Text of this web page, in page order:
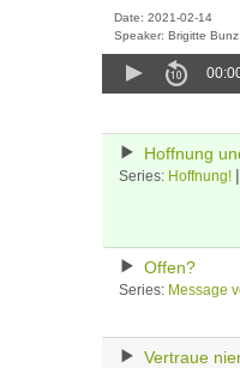
Date: 2021-02-14
Speaker: Brigitte Bunz
Hoffnung
Series: Hoffnung!
Offen?
Series: Message
Vertraue